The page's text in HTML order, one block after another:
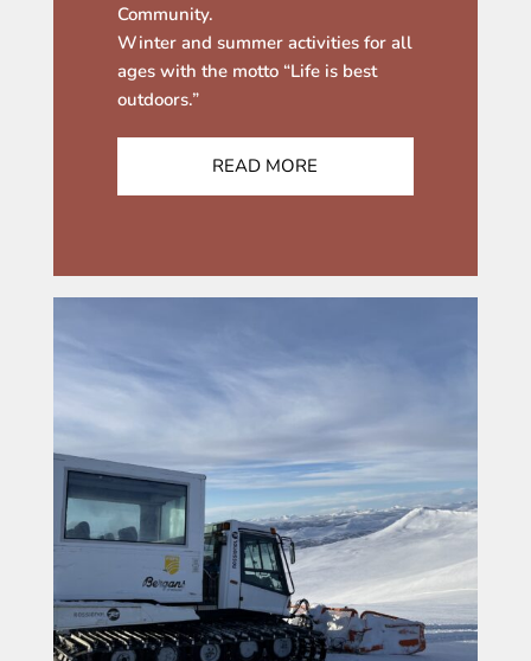
Community.
Winter and summer activities for all
ages with the motto “Life is best
outdoors.”
READ MORE